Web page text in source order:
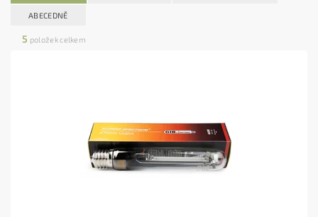
ABECEDNĚ
5 položek celkem